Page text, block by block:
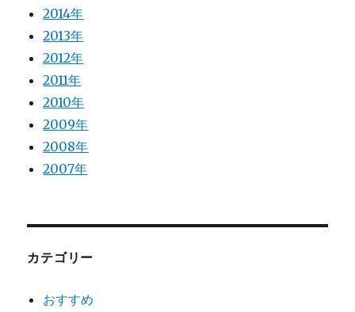
2014年
2013年
2012年
2011年
2010年
2009年
2008年
2007年
カテゴリー
おすすめ